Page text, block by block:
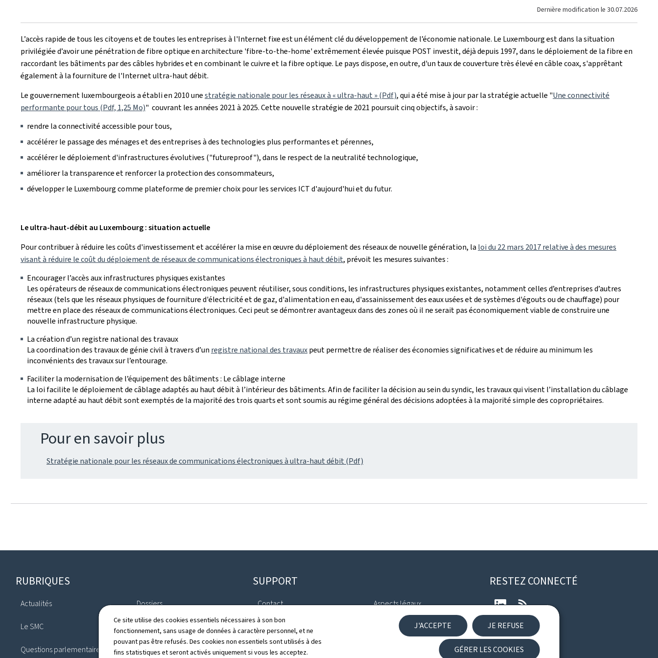
Ce site utilise des cookies essentiels nécessaires à son bon
fonctionnement, sans usage de données à caractère personnel, et ne
pouvant pas être refusés. Des cookies non essentiels sont utilisés à des
fins statistiques et seront activés uniquement si vous les acceptez.
J'ACCEPTE JE REFUSE
GÉRER LES COOKIES
Dernière modification le 30.07.2026
L’accès rapide de tous les citoyens et de toutes les entreprises à l'Internet fixe est un élément clé du développement de l’économie nationale. Le Luxembourg est dans la situation
privilégiée d’avoir une pénétration de fibre optique en architecture 'fibre-to-the-home' extrêmement élevée puisque POST investit, déjà depuis 1997, dans le déploiement de la fibre en
raccordant les bâtiments par des câbles hybrides et en combinant le cuivre et la fibre optique. Le pays dispose, en outre, d'un taux de couverture très élevé en câble coax, s'apprêtant
également à la fourniture de l'Internet ultra-haut débit.
Le gouvernement luxembourgeois a établi en 2010 unestratégie nationale pour les réseaux à « ultra-haut » (Pdf), qui a été mise à jour par la stratégie actuelle "Une connectivité
performante pour tous (Pdf, 1,25 Mo)" couvrant les années 2021 à 2025. Cette nouvelle stratégie de 2021 poursuit cinq objectifs, à savoir :
rendre la connectivité accessible pour tous,
accélérer le passage des ménages et des entreprises à des technologies plus performantes et pérennes,
accélérer le déploiement d'infrastructures évolutives ("futureproof"), dans le respect de la neutralité technologique,
améliorer la transparence et renforcer la protection des consommateurs,
développer le Luxembourg comme plateforme de premier choix pour les services ICT d'aujourd'hui et du futur.
Le ultra-haut-débit au Luxembourg : situation actuelle
Pour contribuer à réduire les coûts d'investissement et accélérer la mise en œuvre du déploiement des réseaux de nouvelle génération, la loi du 22 mars 2017 relative à des mesures
visant à réduire le coût du déploiement de réseaux de communications électroniques à haut débit, prévoit les mesures suivantes :
Encourager l’accès aux infrastructures physiques existantes
Les opérateurs de réseaux de communications électroniques peuvent réutiliser, sous conditions, les infrastructures physiques existantes, notamment celles d’entreprises d’autres
réseaux (tels que les réseaux physiques de fourniture d'électricité et de gaz, d'alimentation en eau, d'assainissement des eaux usées et de systèmes d'égouts ou de chauffage) pour
mettre en place des réseaux de communications électroniques. Ceci peut se démontrer avantageux dans des zones où il ne serait pas économiquement viable de construire une
nouvelle infrastructure physique.
La création d’un registre national des travaux
La coordination des travaux de génie civil à travers d’un registre national des travauxpeut permettre de réaliser des économies significatives et de réduire au minimum les
inconvénients des travaux sur l’entourage.
Faciliter la modernisation de l’équipement des bâtiments : Le câblage interne
La loi facilite le déploiement de câblage adaptés au haut débit à l’intérieur des bâtiments. Afin de faciliter la décision au sein du syndic, les travaux qui visent l’installation du câblage
interne adapté au haut débit sont exemptés de la majorité des trois quarts et sont soumis au régime général des décisions adoptées à la majorité simple des copropriétaires.
Pour en savoir plus
Stratégie nationale pour les réseaux de communications électroniques à ultra-haut débit (Pdf)
Pied
de
RUBRIQUES
Actualités
Le SMC
Questions parlementaires
Dossiers
Législation
Annuaire
SUPPORT
Contact
Plan du site
À propos du site
Aspects légaux
Déclaration d'accessibilité
RESTEZ CONNECTÉ
LinkedInRSS
Newsletter